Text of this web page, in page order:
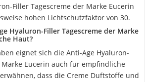
Filler Tagescreme der Marke Eucerin
hohen Lichtschutzfaktor von 30.
Hyaluron-Filler Tagescreme der Marke
Haut?
eignet sich die Anti-Age Hyaluron-
Eucerin auch für empfindliche
dass die Creme Duftstoffe und